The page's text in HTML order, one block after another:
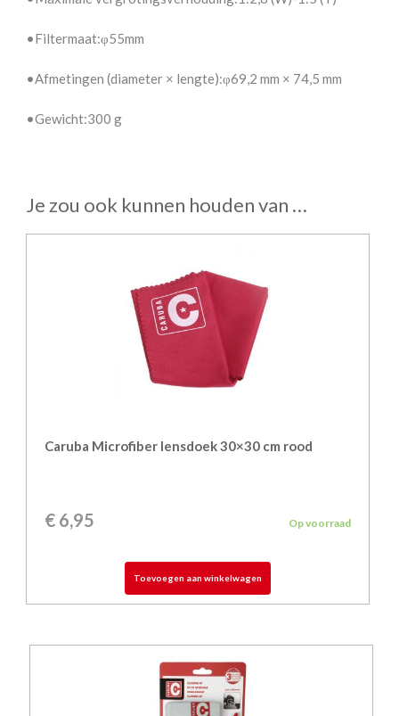
•Filtermaat:φ55mm
•Afmetingen (diameter × lengte):φ69,2 mm × 74,5 mm
•Gewicht:300 g
Je zou ook kunnen houden van …
Caruba Microfiber lensdoek 30×30 cm rood
€ 6,95 Op voorraad
Toevoegen aan winkelwagen